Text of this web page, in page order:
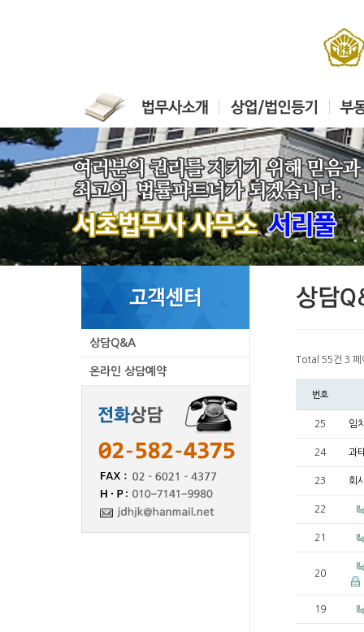
상담Q&A
온라인 상담예약
Total 55건 3 페
번호
25 임
24 과
23 회
22
21
20
19